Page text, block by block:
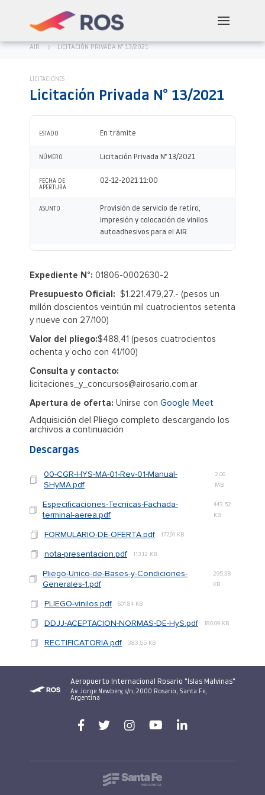
AIR LICITACIÓN PRIVADA N° 13/2021
LICITACIONES
Licitación Privada N° 13/2021
ESTADO En trámite
NÚMERO Licitación Privada N° 13/2021
FECHA DE
APERTURA
02-12-2021 11:00
ASUNTO
Provisión de servicio de retiro,
impresión y colocación de vinilos
autoadhesivos para el AIR.
Expediente N°: 01806-0002630-2
Presupuesto Oficial: $1.221.479,27.- (pesos un
millón doscientos veintiún mil cuatrocientos setenta
y nueve con 27/100)
Valor del pliego:$488,41 (pesos cuatrocientos
ochenta y ocho con 41/100)
Consulta y contacto:
licitaciones_y_concursos@airosario.com.ar
Apertura de oferta: Unirse con Google Meet
Adquisición del Pliego completo descargando los
archivos a continuación
Descargas
00-CGR-HYS-MA-01-Rev-01-Manual-
SHyMA.pdf
2,06
MB
Especificaciones-Tecnicas-Fachada-
terminal-aerea.pdf
443,52
KB
FORMULARIO-DE-OFERTA.pdf 177,91 KB
nota-presentacion.pdf 113,12 KB
Pliego-Unico-de-Bases-y-Condiciones-
Generales-1.pdf
295,38
KB
PLIEGO-vinilos.pdf 601,84 KB
DDJJ-ACEPTACION-NORMAS-DE-HyS.pdf 180,09 KB
RECTIFICATORIA.pdf 383,55 KB
Aeropuerto Internacional Rosario "Islas Malvinas"
Av. Jorge Newbery, s/n, 2000 Rosario, Santa Fe,
Argentina